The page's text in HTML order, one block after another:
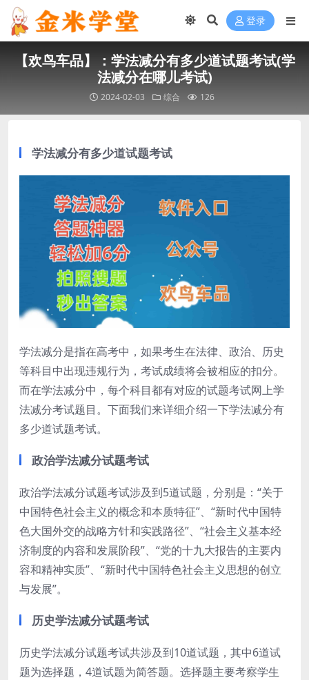
登录
【欢鸟车品】：学法减分有多少道试题考试(学
法减分在哪儿考试)
2024-02-03 综合 126
学法减分有多少道试题考试
学法减分是指在高考中，如果考生在法律、政治、历史
等科目中出现违规行为，考试成绩将会被相应的扣分。
而在学法减分中，每个科目都有对应的试题考试网上学
法减分考试题目。下面我们来详细介绍一下学法减分有
多少道试题考试。
政治学法减分试题考试
政治学法减分试题考试涉及到5道试题，分别是：“关于
中国特色社会主义的概念和本质特征”、“新时代中国特
色大国外交的战略方针和实践路径”、“社会主义基本经
济制度的内容和发展阶段”、“党的十九大报告的主要内
容和精神实质”、“新时代中国特色社会主义思想的创立
与发展”。
历史学法减分试题考试
历史学法减分试题考试共涉及到10道试题，其中6道试
题为选择题，4道试题为简答题。选择题主要考察学生